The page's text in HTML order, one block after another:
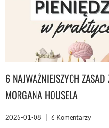
6 NAJWAŻNIEJSZYCH
MORGANA HOUSELA
2026-01-08 6 Komentarzy